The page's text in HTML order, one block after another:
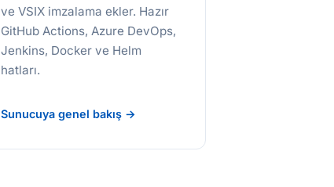
ve VSIX imzalama ekler. Hazır
GitHub Actions, Azure DevOps,
Jenkins, Docker ve Helm
hatları.
Sunucuya genel bakış →